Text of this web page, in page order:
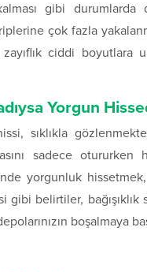
gibi durumlarda
çok fazla
zayıflık ciddi
Yorgun
sıklıkla
sadece otururken
yorgunluk
belirtiler,
boşalmaya